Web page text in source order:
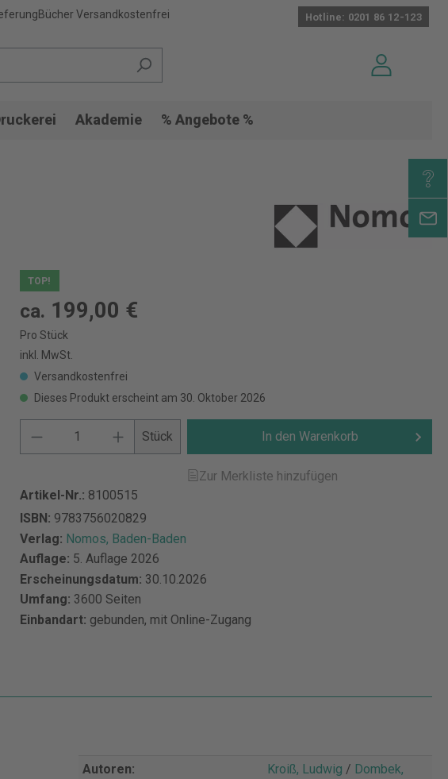
Bücher Versandkostenfrei Hotline: 0201 86 12-123
Akademie % Angebote %
TOP!
ca. 199,00 €
Pro Stück
inkl. MwSt.
Versandkostenfrei
Dieses Produkt erscheint am 30. Oktober 2026
Stück In den Warenkorb
Zur Merkliste hinzufügen
Artikel-Nr.: 8100515
ISBN: 9783756020829
Verlag: Nomos, Baden-Baden
Auflage: 5. Auflage 2026
Erscheinungsdatum: 30.10.2026
Umfang: 3600 Seiten
Einbandart: gebunden, mit Online-Zugang
Autoren: Kroiß, Ludwig / Dombek,